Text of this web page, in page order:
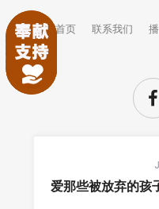
爱那些被放弃的
首页 联系我们